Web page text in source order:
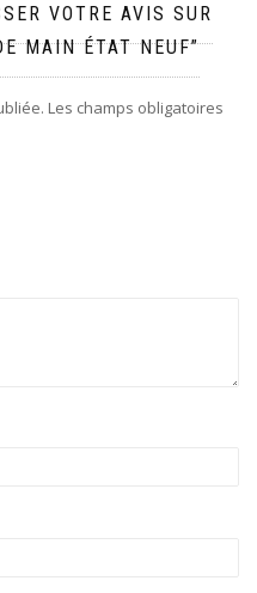
VOTRE AVIS SUR
MAIN ÉTAT NEUF”
Les champs obligatoires